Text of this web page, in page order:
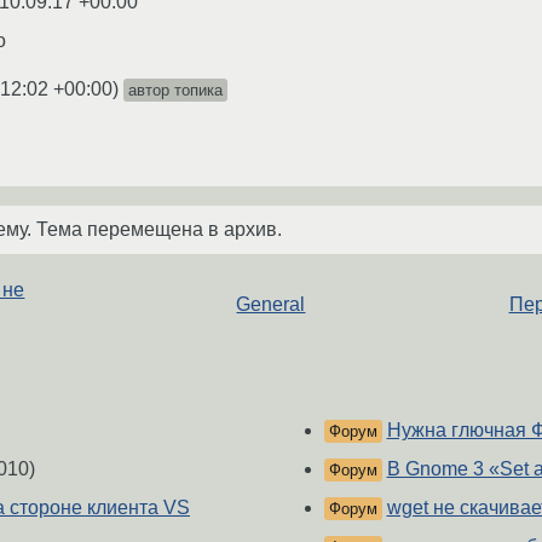
+00:00) автор топика
Тема перемещена в архив.
General
стороне клиента VS
Форум Нужна глючная
Форум В Gnome 3 «Set
Форум wget не